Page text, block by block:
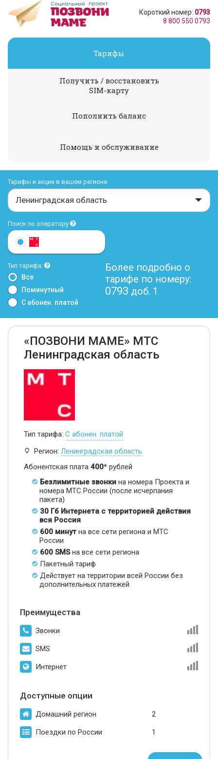
Короткий номер: 0793
8 800 550 0793
Тарифы
Получить / восстановить
SIM-карту
Пополнить баланс
Помощь и обслуживание
Тарифы и акции в вашем регионе
Ленинградская область
Поиск по оператору
Тип тарифа:
Все
Поминутный
С абонен. платой
Более подробно о
тарифе по номеру:
0793 доб. 1
«ПОЗВОНИ МАМЕ» МТС
Ленинградская область
Тип тарифа: С абонен. платой
Регион: Ленинградская область
Абонентская плата 400* рублей
Безлимитные звонки на номера Проекта и
номера МТС России (после исчерпания
пакета)
30 Гб Интернета с территорией действия
вся Россия
600 минут на все сети региона и МТС
России
600 SMSна все сети региона
Пакетный тариф
Действует на территории всей России без
дополнительных платежей
Преимущества
Звонки
SMS
Интернет
Доступные опции
Домашний регион 2
Поездки по России 1